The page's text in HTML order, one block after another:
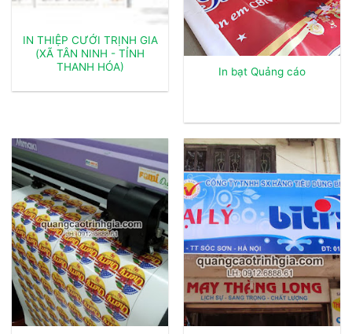
IN THIỆP CƯỚI TRỊNH GIA
(XÃ TÂN NINH - TỈNH
THANH HÓA)
In bạt Quảng cáo